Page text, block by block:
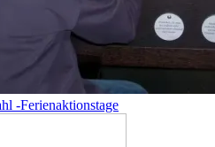
-Ferienaktionstage